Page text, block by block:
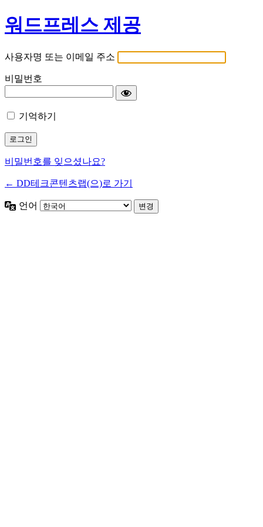
워드프레스 제공
사용자명 또는 이메일 주소
비밀번호
기억하기
비밀번호를 잊으셨나요?
← DD테크콘텐츠랩(으)로 가기
언어